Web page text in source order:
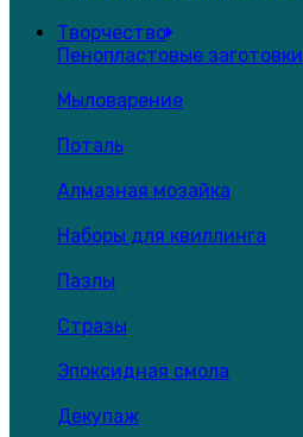
Творчество
Пенопластовые заготовки
Мыловарение
Поталь
Алмазная мозайка
Наборы для квиллинга
Пазлы
Стразы
Эпоксидная смола
Декупаж